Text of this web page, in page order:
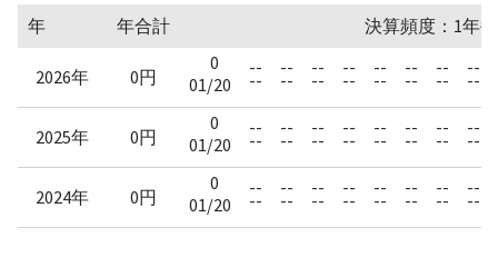
年 年合計 決算頻度：1年
2026年 0円
0
01/20
--
--
--
--
--
--
--
--
--
--
--
--
--
--
--
--
2025年 0円
0
01/20
--
--
--
--
--
--
--
--
--
--
--
--
--
--
--
--
2024年 0円
0
01/20
--
--
--
--
--
--
--
--
--
--
--
--
--
--
--
--